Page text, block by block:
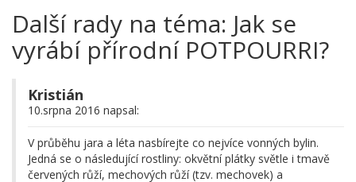
Další rady na téma: Jak se
vyrábí přírodní POTPOURRI?
Kristián
10.srpna 2016 napsal:
V průběhu jara a léta nasbírejte co nejvíce vonných bylin.
Jedná se o následující rostliny: okvětní plátky světle i tmavě
červených růží, mechových růží (tzv. mechovek) a